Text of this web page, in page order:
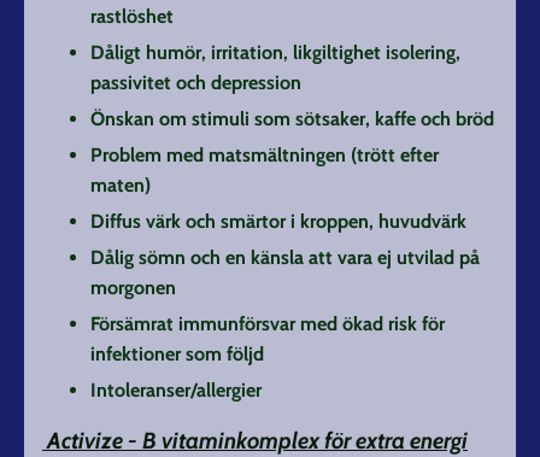
rastlöshet
Dåligt humör, irritation, likgiltighet isolering,
passivitet och depression
Önskan om stimuli som sötsaker, kaffe och bröd
Problem med matsmältningen (trött efter
maten)
Diffus värk och smärtor i kroppen, huvudvärk
Dålig sömn och en känsla att vara ej utvilad på
morgonen
Försämrat immunförsvar med ökad risk för
infektioner som följd
Intoleranser/allergier
Activize - B vitaminkomplex för extra energi